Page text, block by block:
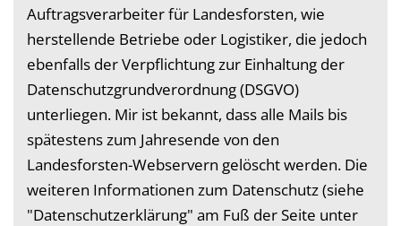
Auftragsverarbeiter für Landesforsten, wie
herstellende Betriebe oder Logistiker, die jedoch
ebenfalls der Verpflichtung zur Einhaltung der
Datenschutzgrundverordnung (DSGVO)
unterliegen. Mir ist bekannt, dass alle Mails bis
spätestens zum Jahresende von den
Landesforsten-Webservern gelöscht werden. Die
weiteren Informationen zum Datenschutz (siehe
"Datenschutzerklärung" am Fuß der Seite unter